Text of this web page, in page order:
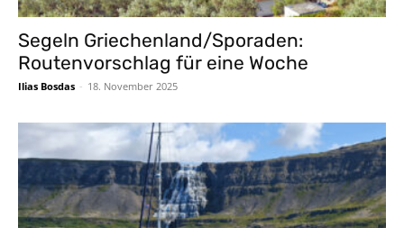
Segeln Griechenland/Sporaden:
Routenvorschlag für eine Woche
Ilias Bosdas - 18. November 2025